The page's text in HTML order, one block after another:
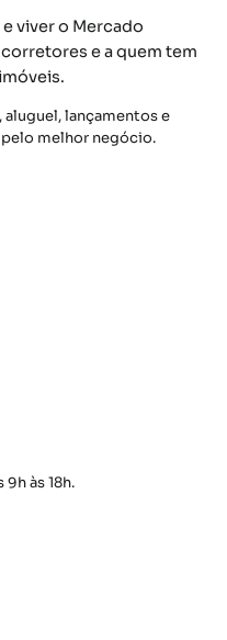
viver o Mercado
e a quem tem
lançamentos e
melhor negócio.
às 18h.